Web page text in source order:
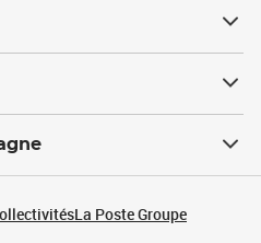
La Poste Groupe